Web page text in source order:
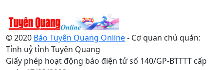
© 2020 Báo Tuyên Quang Online- Cơ quan chủ quản:
Tỉnh uỷ tỉnh Tuyên Quang
Giấy phép hoạt động báo điện tử số 140/GP-BTTTT cấp